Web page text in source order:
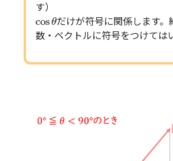
す）
cosθ
cosθだけが符号に関係します。
数・ベクトルに符号をつけては